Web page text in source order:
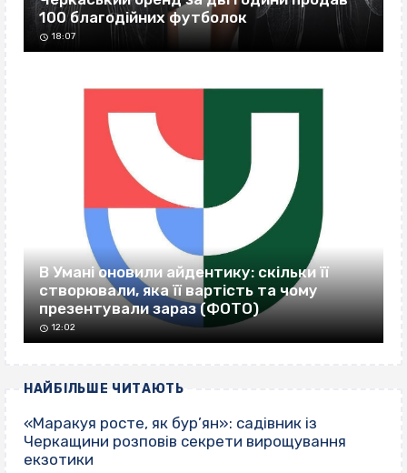
100 благодійних футболок
18:07
В Умані оновили айдентику: скільки її
створювали, яка її вартість та чому
презентували зараз (ФОТО)
12:02
НАЙБІЛЬШЕ ЧИТАЮТЬ
«Маракуя росте, як бур’ян»: садівник із
Черкащини розповів секрети вирощування
екзотики